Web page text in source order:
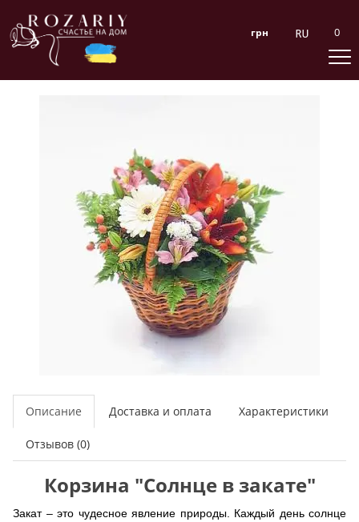
грн 0
Описание Доставка и оплата Характеристики
Отзывов (0)
Корзина "Солнце в закате"
Закат – это чудесное явление природы. Каждый день солнце